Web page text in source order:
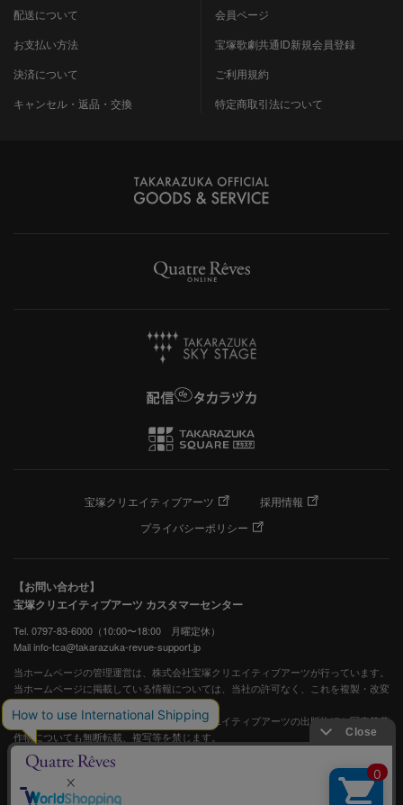
配送について
お支払い方法
決済について
キャンセル・返品・交換
会員ページ
宝塚歌劇共通ID新規会員登録
ご利用規約
特定商取引法について
宝塚クリエイティブアーツ
採用情報
プライバシーポリシー
【お問い合わせ】
宝塚クリエイティブアーツ カスタマーセンター
Tel. 0797-83-6000（10:00〜18:00 月曜定休）
Mail info-tca@takarazuka-revue-support.jp
当ホームページの管理運営は、株式会社宝塚クリエイティブアーツが行っています。
当ホームページに掲載している情報については、当社の許可なく、これを複製・改変
することを固く禁止します。
また、阪急電鉄並びに宝塚歌劇団、宝塚クリエイティブアーツの出版物ほか写真等著
作物についても無断転載、複写等を禁じます。
宝塚歌劇公式ホームページ
JASRAC許諾番号：S0507081515